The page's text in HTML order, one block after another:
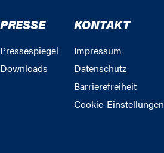
PRESSE
Pressespiegel
Downloads
KONTAKT
Impressum
Datenschutz
Barrierefreiheit
Cookie-Einstellungen